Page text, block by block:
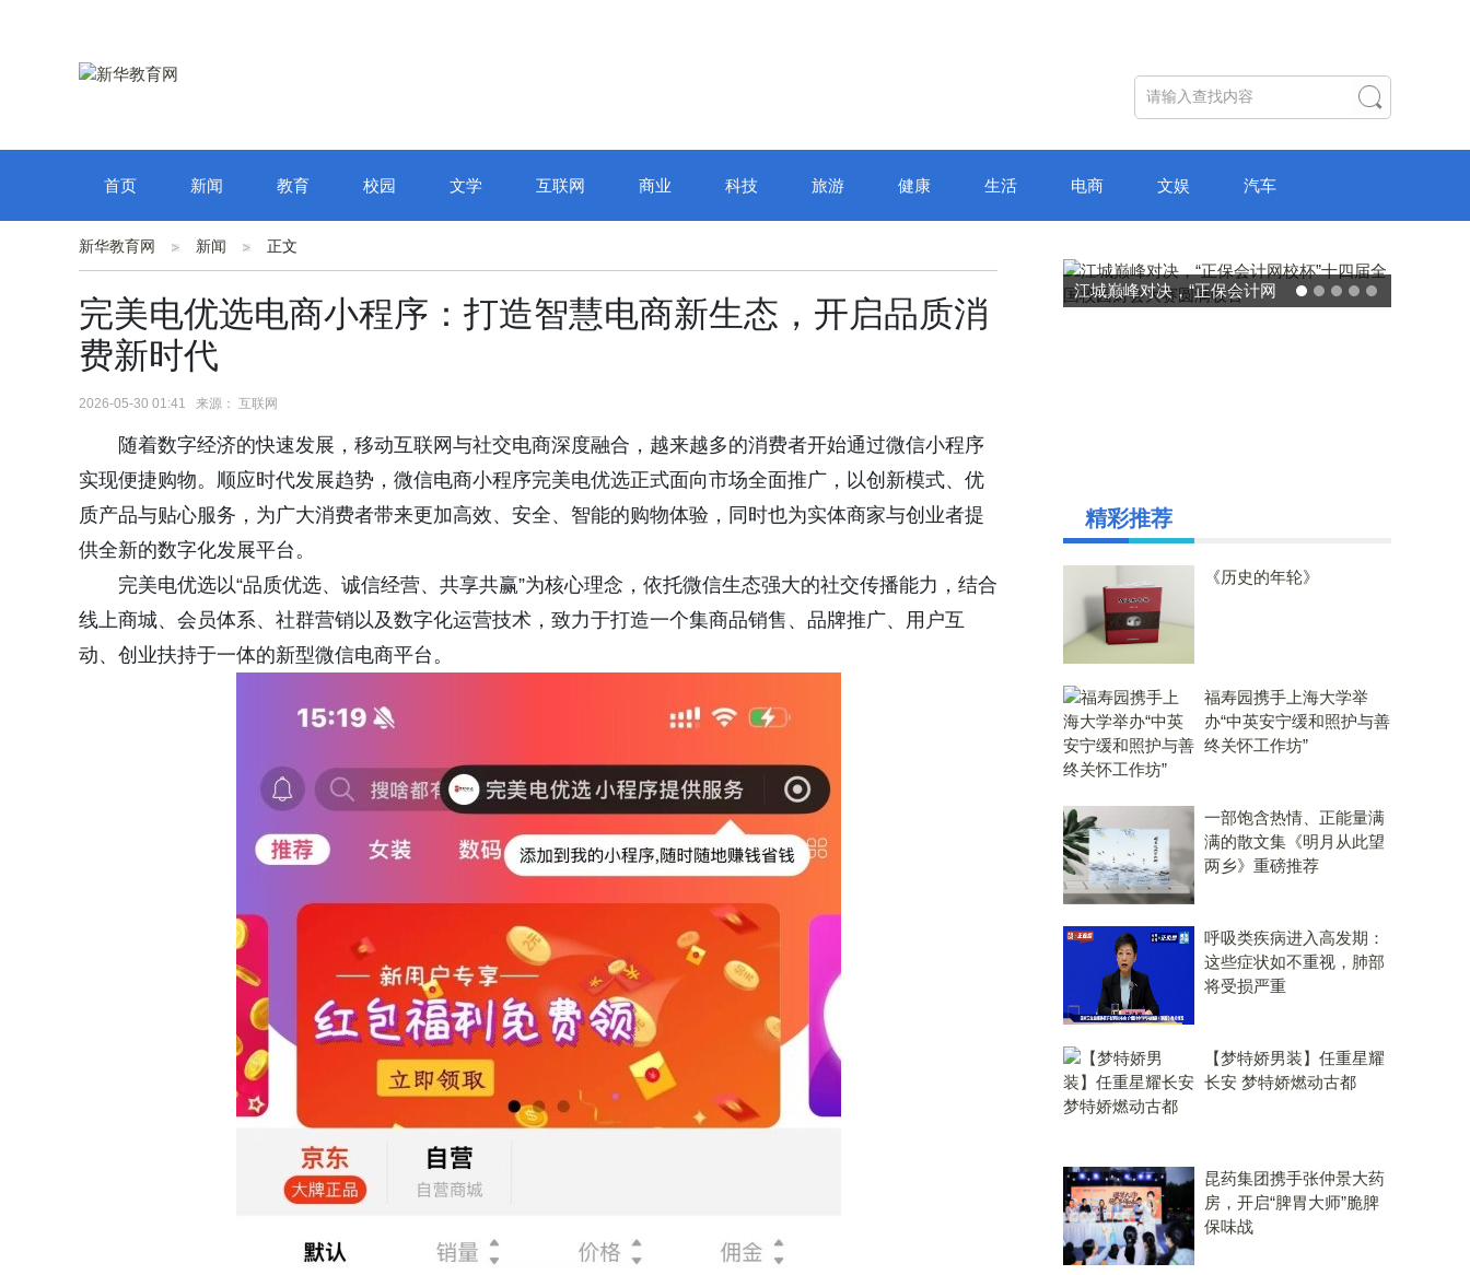
首页 新闻 教育 校园 文学 互联网 商业 科技 旅游 健康 生活 电商 文娱 汽车
新华教育网 新闻 正文
完美电优选电商小程序：打造智慧电商新生态，开启品质消
费新时代
2026-05-30 01:41 来源： 互联网
随着数字经济的快速发展，移动互联网与社交电商深度融合，越来越多的消费者开始通过微信小程序
实现便捷购物。顺应时代发展趋势，微信电商小程序完美电优选正式面向市场全面推广，以创新模式、优
质产品与贴心服务，为广大消费者带来更加高效、安全、智能的购物体验，同时也为实体商家与创业者提
供全新的数字化发展平台。
完美电优选以“品质优选、诚信经营、共享共赢”为核心理念，依托微信生态强大的社交传播能力，结合
线上商城、会员体系、社群营销以及数字化运营技术，致力于打造一个集商品销售、品牌推广、用户互
动、创业扶持于一体的新型微信电商平台。
破局“纸面教育”：理想树AI自
精彩推荐
《历史的年轮》
福寿园携手上海大学举
办“中英安宁缓和照护与善
终关怀工作坊”
一部饱含热情、正能量满
满的散文集《明月从此望
两乡》重磅推荐
呼吸类疾病进入高发期：
这些症状如不重视，肺部
将受损严重
【梦特娇男装】任重星耀
长安 梦特娇燃动古都
昆药集团携手张仲景大药
房，开启“脾胃大师”脆脾
保味战